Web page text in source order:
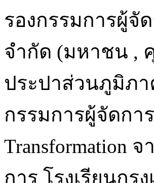
รองกรรมการผู้จั
จำกัด (มหาชน ,
ประปาส่วนภูมิภ
กรรมการผู้จัดกา
Transformation
การ โรงเรียนก